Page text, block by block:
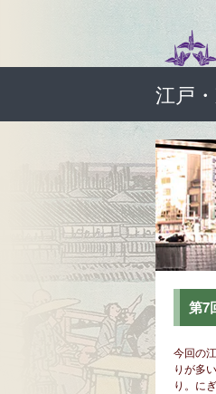
江戸
第
今回の
りが多
り。に